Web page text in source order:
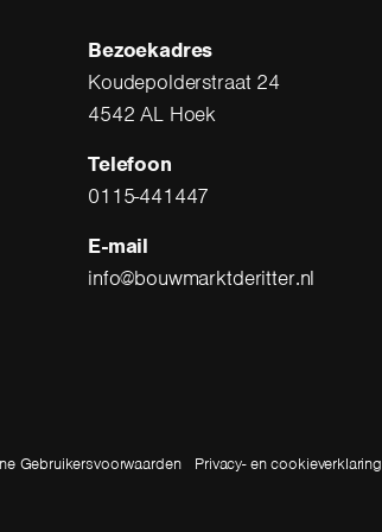
Bezoekadres
Koudepolderstraat 24
4542 AL Hoek
Telefoon
0115-441447
E-mail
info@bouwmarktderitter.nl
Gebruikersvoorwaarden Privacy- en cookieverklaring